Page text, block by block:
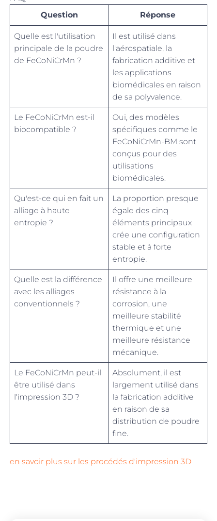
Question
Réponse
Quelle est l'utilisation
principale de la poudre
de FeCoNiCrMn ?
Il est utilisé dans
l'aérospatiale, la
fabrication additive et
les applications
biomédicales en raison
de sa polyvalence.
Le FeCoNiCrMn est-il
biocompatible ?
Oui, des modèles
spécifiques comme le
FeCoNiCrMn-BM sont
conçus pour des
utilisations
biomédicales.
Qu'est-ce qui en fait un
alliage à haute
entropie ?
La proportion presque
égale des cinq
éléments principaux
crée une configuration
stable et à forte
entropie.
Quelle est la différence
avec les alliages
conventionnels ?
Il offre une meilleure
résistance à la
corrosion, une
meilleure stabilité
thermique et une
meilleure résistance
mécanique.
Le FeCoNiCrMn peut-il
être utilisé dans
l'impression 3D ?
Absolument, il est
largement utilisé dans
la fabrication additive
en raison de sa
distribution de poudre
fine.
en savoir plus sur les procédés d'impression 3D